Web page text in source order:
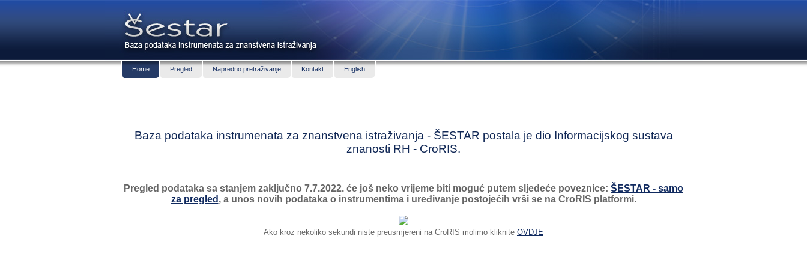
Home Pregled Napredno pretraživanje Kontakt English
Baza podataka instrumenata za znanstvena istraživanja - ŠESTAR postala je dio Informacijskog sustava
znanosti RH - CroRIS.
Pregled podataka sa stanjem zaključno 7.7.2022. će još neko vrijeme biti moguć putem sljedeće poveznice: ŠESTAR - samo
za pregled , a unos novih podataka o instrumentima i uređivanje postojećih vrši se na CroRIS platformi.
Ako kroz nekoliko sekundi niste preusmjereni na CroRIS molimo kliknite OVDJE